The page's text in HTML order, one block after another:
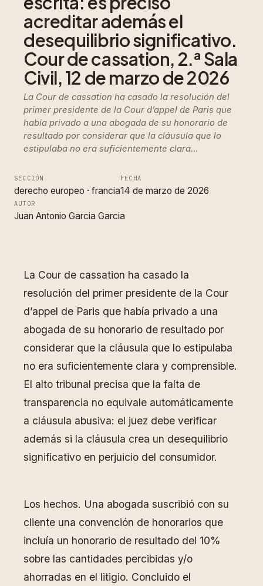
acreditar además el
desequilibrio significativo.
Cour de cassation, 2.ª Sala
Civil, 12 de marzo de 2026
La Cour de cassation ha casado la resolución del
primer presidente de la Cour d’appel de Paris que
había privado a una abogada de su honorario de
resultado por considerar que la cláusula que lo
estipulaba no era suficientemente clara…
SECCIÓN
derecho europeo · francia
FECHA
14 de marzo de 2026
AUTOR
Juan Antonio Garcia Garcia
La Cour de cassation ha casado la
resolución del primer presidente de la Cour
d’appel de Paris que había privado a una
abogada de su honorario de resultado por
considerar que la cláusula que lo estipulaba
no era suficientemente clara y comprensible.
El alto tribunal precisa que la falta de
transparencia no equivale automáticamente
a cláusula abusiva: el juez debe verificar
además si la cláusula crea un desequilibrio
significativo en perjuicio del consumidor.
Los hechos. Una abogada suscribió con su
cliente una convención de honorarios que
incluía un honorario de resultado del 10%
sobre las cantidades percibidas y/o
ahorradas en el litigio. Concluido el